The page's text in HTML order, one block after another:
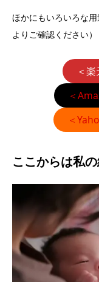
ほかにもいろいろな
よりご確認ください）
＜
＜
＜
ここからは私